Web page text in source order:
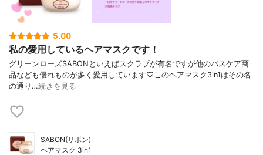
5.00
私の愛用しているヘアマスクです！
グリーンローズSABONといえばスクラブが有名ですが他のバスケア商
品なども優れものが多く愛用しています♡このヘアマスク3in1はその名
の通り…続きを見る
SABON(サボン)
ヘアマスク 3in1